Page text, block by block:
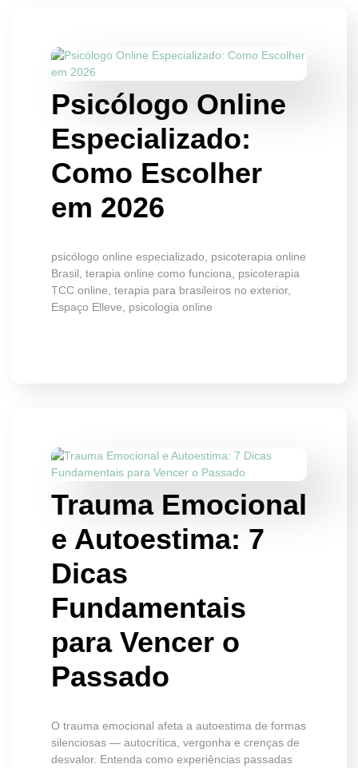
Psicólogo Online
Especializado:
Como Escolher
em 2026
psicólogo online especializado, psicoterapia online
Brasil, terapia online como funciona, psicoterapia
TCC online, terapia para brasileiros no exterior,
Espaço Elleve, psicologia online
Trauma Emocional
e Autoestima: 7
Dicas
Fundamentais
para Vencer o
Passado
O trauma emocional afeta a autoestima de formas
silenciosas — autocrítica, vergonha e crenças de
desvalor. Entenda como experiências passadas